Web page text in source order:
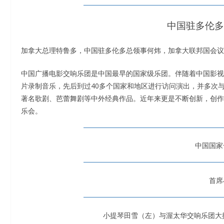
中国驻多伦
加拿大总理特鲁多，中国驻多伦多总领事何炜，加拿大联邦国会
中国广播电影交响乐团是中国最早的国家级乐团。伴随着中国影
片录制音乐，先后到过40多个国家和地区进行访问演出，并多
著名歌剧、芭蕾舞剧等中外经典作品。近年来更是不断创新，创
乐会。
中国国
首
小提琴田雪（左）与渥太华交响乐团